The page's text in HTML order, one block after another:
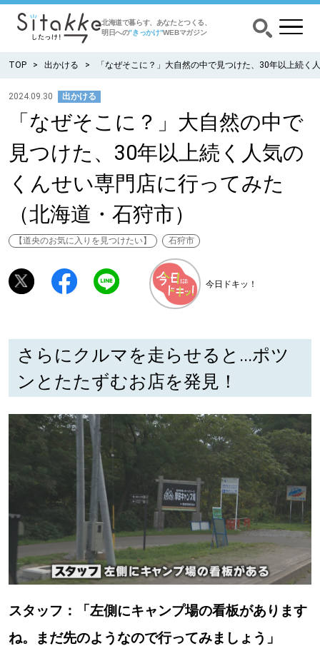
北海道で暮らす、あなたとつくる、
明日への”きっかけ”WEBマガジン
CATEGORY カテゴリー
食べる
出かける
暮らす
みがく
深める
ゆるむ
SitakkeTV
LOCAL ローカルエリア
札幌
道南
TOP 出かける 「なぜそこに？」大自然の中で見つけた、30年以上続
2024.09.30 出かける
「なぜそこに？」大自然の中で
見つけた、30年以上続く人気の
くんせい専門店に行ってみた
（北海道・石狩市）
【道央のお気に入りを見つけたい】 石狩市
今日ドキッ！
さらにクルマを走らせると...ポツ
ンとたたずむお店を発見！
スタッフ：「左側にキャンプ場の看板があります
ね。まだ先のようなので行ってみましょう」